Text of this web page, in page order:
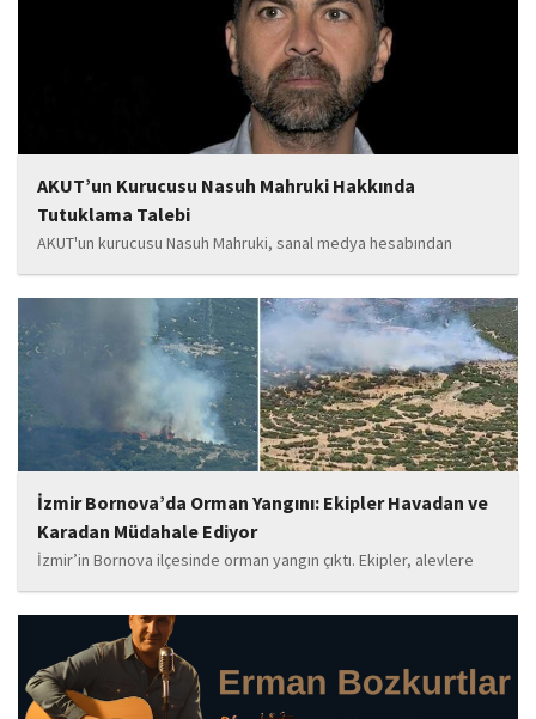
tamamlanan ve yapımı devam eden...
AKUT’un Kurucusu Nasuh Mahruki Hakkında
Tutuklama Talebi
AKUT'un kurucusu Nasuh Mahruki, sanal medya hesabından
yaptığı '15 Temmuz' paylaşımı nedeniyle 'Halkı kin ve düşmanlığa
tahrik veya aşağılama' suçundan gözaltına alındı. Mahruki,
tutuklama talebiyle Sulh Ceza Hakimliği'ne sevk edildi.
İzmir Bornova’da Orman Yangını: Ekipler Havadan ve
Karadan Müdahale Ediyor
İzmir’in Bornova ilçesinde orman yangın çıktı. Ekipler, alevlere
havadan ve karadan müdahale ediyor.